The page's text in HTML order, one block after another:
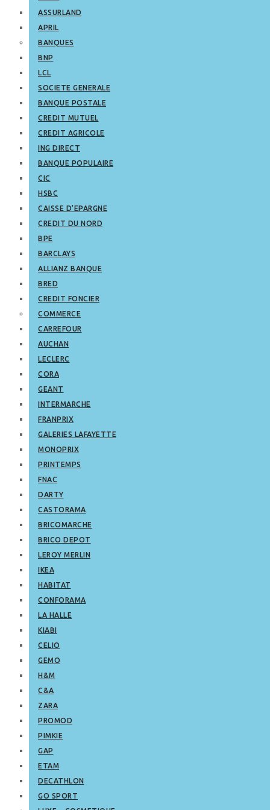
ASSURLAND
APRIL
BANQUES
BNP
LCL
SOCIETE GENERALE
BANQUE POSTALE
CREDIT MUTUEL
CREDIT AGRICOLE
ING DIRECT
BANQUE POPULAIRE
CIC
HSBC
CAISSE D’EPARGNE
CREDIT DU NORD
BPE
BARCLAYS
ALLIANZ BANQUE
BRED
CREDIT FONCIER
COMMERCE
CARREFOUR
AUCHAN
LECLERC
CORA
GEANT
INTERMARCHE
FRANPRIX
GALERIES LAFAYETTE
MONOPRIX
PRINTEMPS
FNAC
DARTY
CASTORAMA
BRICOMARCHE
BRICO DEPOT
LEROY MERLIN
IKEA
HABITAT
CONFORAMA
LA HALLE
KIABI
CELIO
GEMO
H&M
C&A
ZARA
PROMOD
PIMKIE
GAP
ETAM
DECATHLON
GO SPORT